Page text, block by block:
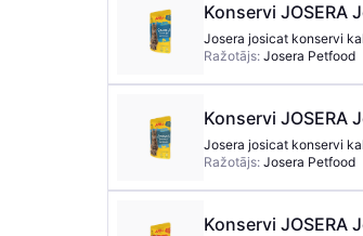
Konservi JOSERA
Josera josicat konservi
Ražotājs: Josera Petfood
Konservi JOSERA
Josera josicat konservi
Ražotājs: Josera Petfood
Konservi JOSERA